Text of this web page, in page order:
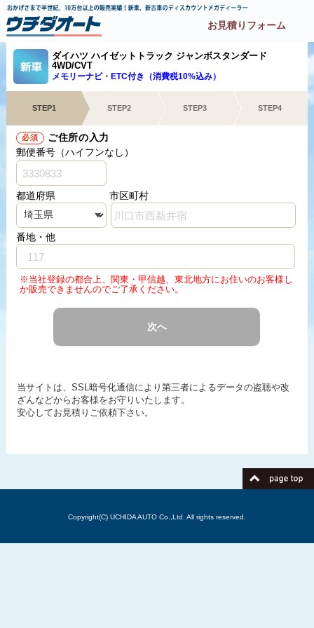
お見積りフォーム
ダイハツ ハイゼットトラック ジャンボスタンダード
4WD/CVT
メモリーナビ・ETC付き（消費税10%込み）
STEP1 STEP2 STEP3 STEP4
必須
ご住所の入力
郵便番号（ハイフンなし）
都道府県 市区町村
番地・他
※当社登録の都合上、関東・甲信越、東北地方にお住いのお客様し
か販売できませんのでご了承ください。
次へ
当サイトは、SSL暗号化通信により第三者によるデータの盗聴や改
ざんなどからお客様をお守りいたします。
安心してお見積りご依頼下さい。
Copyright(C) UCHIDA AUTO Co.,Ltd. All rights reserved.